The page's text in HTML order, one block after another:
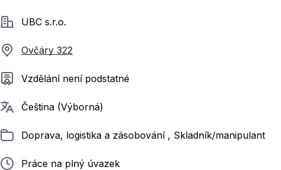
SpolečnostUBC s.r.o.
Ovčáry 322
Požadované vzdělání
Vzdělání není podstatné
Požadované jazyky
Čeština (Výborná)
ZařazenoDoprava, logistika a zásobování , Skladník/manipulant
Typ pracovního poměru
Práce na plný úvazek